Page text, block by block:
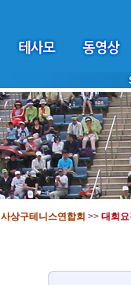
사상구테니스연합회 >> 대회